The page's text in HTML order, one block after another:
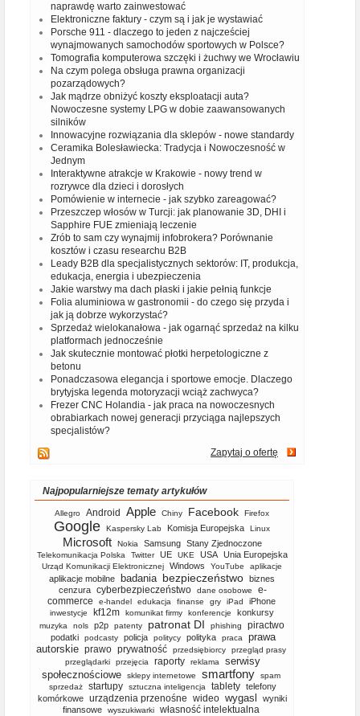
naprawdę warto zainwestować
Elektroniczne faktury - czym są i jak je wystawiać
Porsche 911 - dlaczego to jeden z najcześciej
wynajmowanych samochodów sportowych w Polsce?
Tomografia komputerowa szczęki i żuchwy we Wrocławiu
Na czym polega obsługa prawna organizacji
pozarządowych?
Jak mądrze obniżyć koszty eksploatacji auta?
Nowoczesne systemy LPG w dobie zaawansowanych
silników
Innowacyjne rozwiązania dla sklepów - nowe standardy
Ceramika Bolesławiecka: Tradycja i Nowoczesność w
Jednym
Interaktywne atrakcje w Krakowie - nowy trend w
rozrywce dla dzieci i dorosłych
Pomówienie w internecie - jak szybko zareagować?
Przeszczep włosów w Turcji: jak planowanie 3D, DHI i
Sapphire FUE zmieniają leczenie
Zrób to sam czy wynajmij infobrokera? Porównanie
kosztów i czasu researchu B2B
Leady B2B dla specjalistycznych sektorów: IT, produkcja,
edukacja, energia i ubezpieczenia
Jakie warstwy ma dach płaski i jakie pełnią funkcje
Folia aluminiowa w gastronomii - do czego się przyda i
jak ją dobrze wykorzystać?
Sprzedaż wielokanałowa - jak ogarnąć sprzedaż na kilku
platformach jednocześnie
Jak skutecznie montować płotki herpetologiczne z
betonu
Ponadczasowa elegancja i sportowe emocje. Dlaczego
brytyjska legenda motoryzacji wciąż zachwyca?
Frezer CNC Holandia - jak praca na nowoczesnych
obrabiarkach nowej generacji przyciąga najlepszych
specjalistów?
Zapytaj o ofertę
Najpopularniejsze tematy artykułów
Allegro Android Apple Chiny Facebook Firefox
Google Kaspersky Lab Komisja Europejska Linux
Microsoft Nokia Samsung Stany Zjednoczone
Telekomunikacja Polska Twitter UE UKE USA Unia Europejska
Urząd Komunikacji Elektronicznej Windows YouTube aplikacje
aplikacje mobilne badania bezpieczeństwo biznes
cenzura cyberbezpieczeństwo dane osobowe
e-
commerce
e-handel edukacja finanse gry iPad iPhone
inwestycje kf12m komunikat firmy konferencje konkursy
muzyka nols p2p patenty patronat DI phishing piractwo
podatki podcasty policja politycy polityka praca
prawa
autorskie prawo prywatność przedsiębiorcy
przegląd prasy
przeglądarki
przejęcia raporty reklama
serwisy
społecznościowe
sklepy internetowe smartfony
spam
sprzedaż
startupy sztuczna inteligencja tablety telefony
komórkowe
urządzenia przenośne wideo wygasl
wyniki
finansowe
wyszukiwarki własność intelektualna